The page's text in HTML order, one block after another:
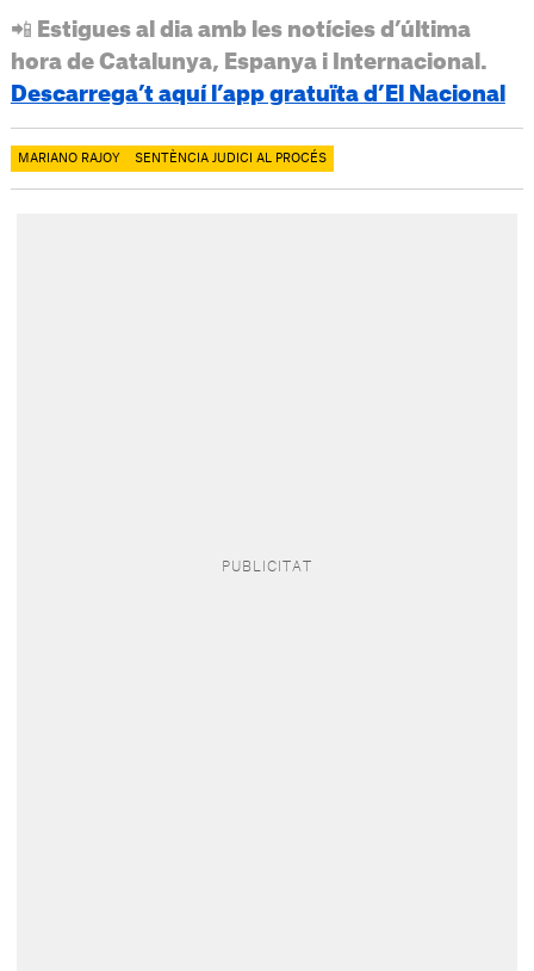
📲 Estigues al dia amb les notícies d’última
hora de Catalunya, Espanya i Internacional.
Descarrega’t aquí l’app gratuïta d’El Nacional
MARIANO RAJOY SENTÈNCIA JUDICI AL PROCÉS